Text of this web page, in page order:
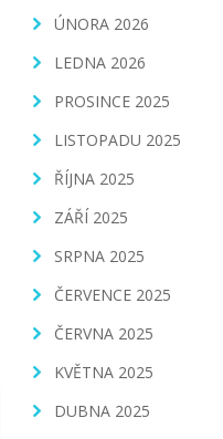
ÚNORA 2026
LEDNA 2026
PROSINCE 2025
LISTOPADU 2025
ŘÍJNA 2025
ZÁŘÍ 2025
SRPNA 2025
ČERVENCE 2025
ČERVNA 2025
KVĚTNA 2025
DUBNA 2025